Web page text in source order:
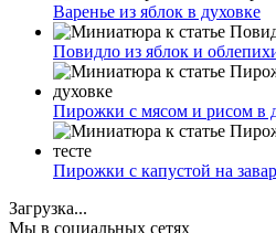
Варенье из яблок в духовке
Повидло из яблок и
Пирожки с мясом и рисом в
Пирожки с капустой на
Загрузка...
Мы в социальных сетях